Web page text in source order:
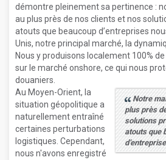
démontre pleinement sa pertinence :
au plus près de nos clients et nos
atouts que beaucoup d’entreprises
Unis, notre principal marché, la
Nous y produisons localement 100%
sur le marché onshore, ce qui nous
douaniers.
Notre
plus près
solutions
atouts que
Au Moyen-Orient, la
situation géopolitique a
naturellement entraîné
certaines perturbations
logistiques. Cependant,
nous n'avons enregistré